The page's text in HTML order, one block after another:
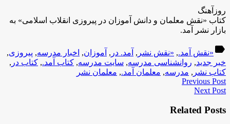
روزآهنگ
کتاب «نقش معلمان و دانش آموزان در پیروزی انقلاب اسلامی» به
بازار نشر آمد.
label «نقش آمد., «نقش نشر , آمد. در , آموزان, اخبار مدرسه, پیروزی,
خبر جدید, روانشناسی مدرسه, سایت مدرسه, کتاب آمد., کتاب در ,
کتاب نشر , مدرسه, معلمان آمد., معلمان نشر
Previous Post
Next Post
Related Posts